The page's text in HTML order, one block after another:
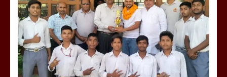
मेरठ सुराजकुंड शमशान घाट में चिता से अस्थि
उठाकर खाते कुत्ते का वीडियो इंटरनेट पर जमकर
हो रहा वायरल
March 6, 2025